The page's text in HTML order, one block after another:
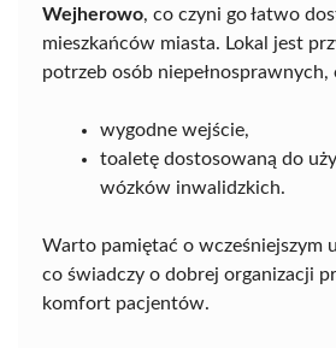
Wejherowo, co czyni go łatwo
mieszkańców miasta. Lokal jest
potrzeb osób niepełnosprawnych,
wygodne wejście,
toaletę dostosowaną do
wózków inwalidzkich.
Warto pamiętać o wcześniejszym
co świadczy o dobrej organizacji
komfort pacjentów.